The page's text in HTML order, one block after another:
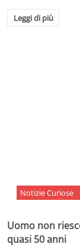
Leggi di più
Notizie Curiose
Uomo non
quasi 50 anni